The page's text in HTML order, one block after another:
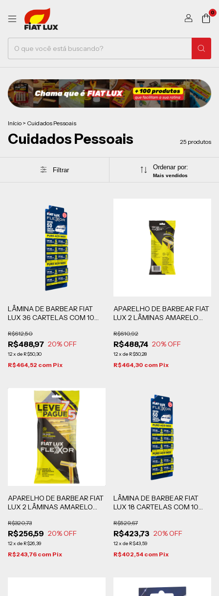
0
Início > Cuidados Pessoais
Cuidados Pessoais 25 produtos
Filtrar Ordenar por:
Mais vendidos
LÂMINA DE BARBEAR FIAT
LUX 36 CARTELAS COM 10
R$488,97
R$612,50
20% OFF
12x de R$50,30
R$464,52 com Pix
APARELHO DE BARBEAR FIAT
LUX 2 LÂMINAS AMARELO
COM 7 UNIDADES CADA
R$488,74
R$610,92
20% OFF
12x de R$50,28
R$464,30 com Pix
APARELHO DE BARBEAR FIAT
LUX 2 LÂMINAS AMARELO
COM 7 UNIDADES CADA
R$256,59
R$320,73
20% OFF
12x de R$26,39
R$243,76 com Pix
LÂMINA DE BARBEAR FIAT
LUX 18 CARTELAS COM 10
R$423,73
R$529,67
20% OFF
12x de R$43,59
R$402,54 com Pix